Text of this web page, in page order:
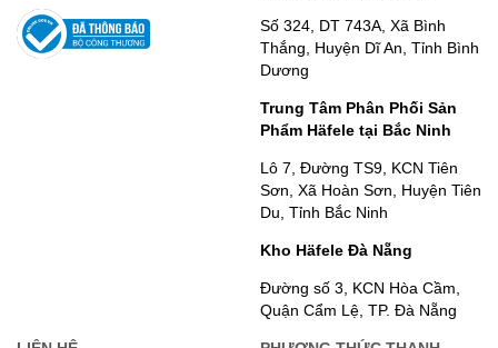
Số 324, DT 743A, Xã Bình
Thắng, Huyện Dĩ An, Tỉnh Bình
Dương
Trung Tâm Phân Phối Sản
Phẩm Häfele tại Bắc Ninh
Lô 7, Đường TS9, KCN Tiên
Sơn, Xã Hoàn Sơn, Huyện Tiên
Du, Tỉnh Bắc Ninh
Kho Häfele Đà Nẵng
Đường số 3, KCN Hòa Cầm,
Quận Cẩm Lệ, TP. Đà Nẵng